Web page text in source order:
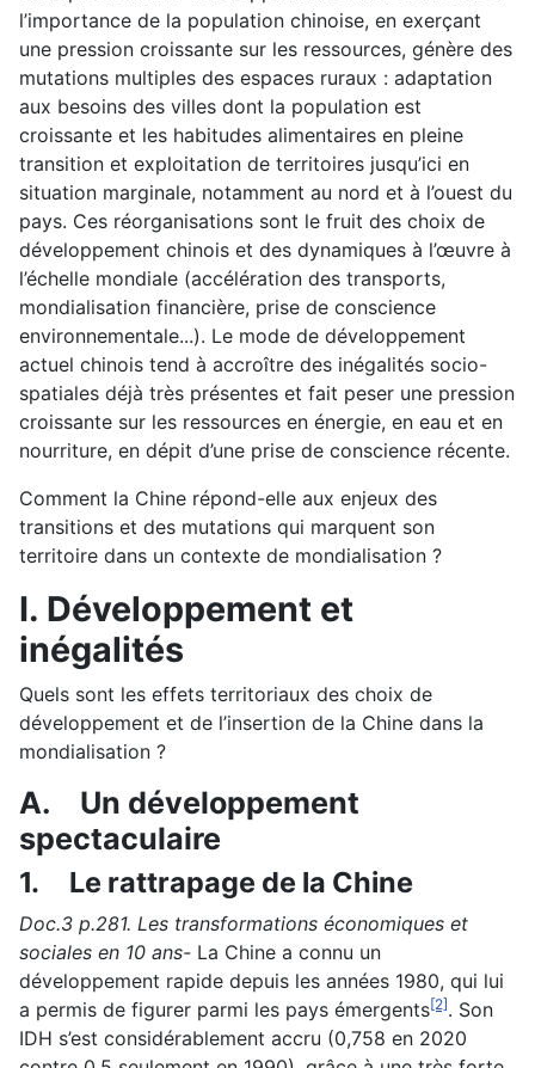
l’importance de la population chinoise, en exerçant
une pression croissante sur les ressources, génère des
mutations multiples des espaces ruraux : adaptation
aux besoins des villes dont la population est
croissante et les habitudes alimentaires en pleine
transition et exploitation de territoires jusqu’ici en
situation marginale, notamment au nord et à l’ouest du
pays. Ces réorganisations sont le fruit des choix de
développement chinois et des dynamiques à l’œuvre à
l’échelle mondiale (accélération des transports,
mondialisation financière, prise de conscience
environnementale...). Le mode de développement
actuel chinois tend à accroître des inégalités socio-
spatiales déjà très présentes et fait peser une pression
croissante sur les ressources en énergie, en eau et en
nourriture, en dépit d’une prise de conscience récente.
Comment la Chine répond-elle aux enjeux des
transitions et des mutations qui marquent son
territoire dans un contexte de mondialisation ?
I. Développement et
inégalités
Quels sont les effets territoriaux des choix de
développement et de l’insertion de la Chine dans la
mondialisation ?
A. Un développement
spectaculaire
1. Le rattrapage de la Chine
Doc.3 p.281. Les transformations économiques et
sociales en 10 ans- La Chine a connu un
développement rapide depuis les années 1980, qui lui
a permis de figurer parmi les pays émergents[2]. Son
IDH s’est considérablement accru (0,758 en 2020